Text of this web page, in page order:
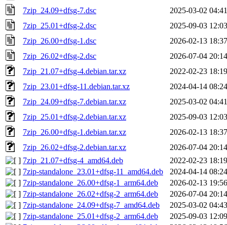
7zip_24.09+dfsg-7.dsc
2025-03-02 04:41
7zip_25.01+dfsg-2.dsc
2025-09-03 12:03
7zip_26.00+dfsg-1.dsc
2026-02-13 18:37
7zip_26.02+dfsg-2.dsc
2026-07-04 20:14
7zip_21.07+dfsg-4.debian.tar.xz
2022-02-23 18:19
7zip_23.01+dfsg-11.debian.tar.xz
2024-04-14 08:24
7zip_24.09+dfsg-7.debian.tar.xz
2025-03-02 04:41
7zip_25.01+dfsg-2.debian.tar.xz
2025-09-03 12:03
7zip_26.00+dfsg-1.debian.tar.xz
2026-02-13 18:37
7zip_26.02+dfsg-2.debian.tar.xz
2026-07-04 20:14
7zip_21.07+dfsg-4_amd64.deb
2022-02-23 18:19
7zip-standalone_23.01+dfsg-11_amd64.deb
2024-04-14 08:24
7zip-standalone_26.00+dfsg-1_arm64.deb
2026-02-13 19:56
7zip-standalone_26.02+dfsg-2_arm64.deb
2026-07-04 20:14
7zip-standalone_24.09+dfsg-7_amd64.deb
2025-03-02 04:43
7zip-standalone_25.01+dfsg-2_arm64.deb
2025-09-03 12:09